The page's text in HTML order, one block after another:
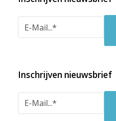
Inschrijven nieuwsbrief